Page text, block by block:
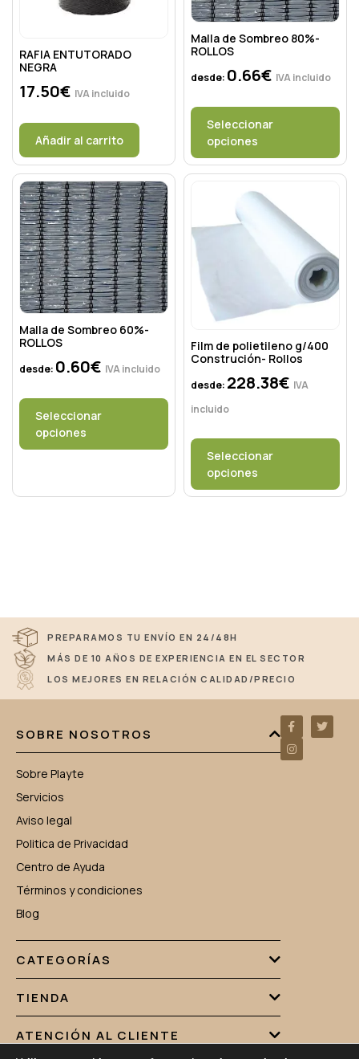
RAFIA ENTUTORADO
NEGRA
17.50€ IVA incluido
Añadir al carrito
Malla de Sombreo 80%-
ROLLOS
desde: 0.66€ IVA incluido
Seleccionar
opciones
Malla de Sombreo 60%-
ROLLOS
desde: 0.60€ IVA incluido
Seleccionar
opciones
Film de polietileno g/400
Construción- Rollos
desde: 228.38€ IVA
incluido
Seleccionar
opciones
PREPARAMOS TU ENVÍO EN 24/48H
MÁS DE 10 AÑOS DE EXPERIENCIA EN EL SECTOR
LOS MEJORES EN RELACIÓN CALIDAD/PRECIO
SOBRE NOSOTROS
Sobre Playte
Servicios
Aviso legal
Politica de Privacidad
Centro de Ayuda
Términos y condiciones
Blog
CATEGORÍAS
TIENDA
ATENCIÓN AL CLIENTE